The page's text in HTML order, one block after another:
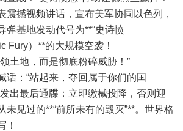
震撼视频讲话，宣布美军协同以色列，
弹基地发动代号为**“史诗愤
Fury）**的大规模空袭！
土地，而是彻底粉碎威胁！”
话：“站起来，夺回属于你们的国
出最后通牒：立即缴械投降，否则迎
未见过的**“前所未有的毁灭”**。世界格
！